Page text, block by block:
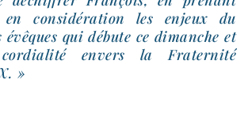
en consi­dé­ra­tion les enjeux du
évêques qui débute ce dimanche et
cor­dia­li­té envers la Fraternité
»